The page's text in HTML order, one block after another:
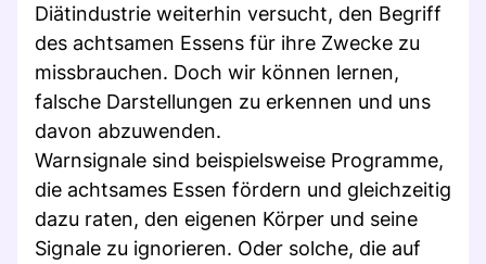
Diätindustrie weiterhin versucht, den Begriff
des achtsamen Essens für ihre Zwecke zu
missbrauchen. Doch wir können lernen,
falsche Darstellungen zu erkennen und uns
davon abzuwenden.
Warnsignale sind beispielsweise Programme,
die achtsames Essen fördern und gleichzeitig
dazu raten, den eigenen Körper und seine
Signale zu ignorieren. Oder solche, die auf